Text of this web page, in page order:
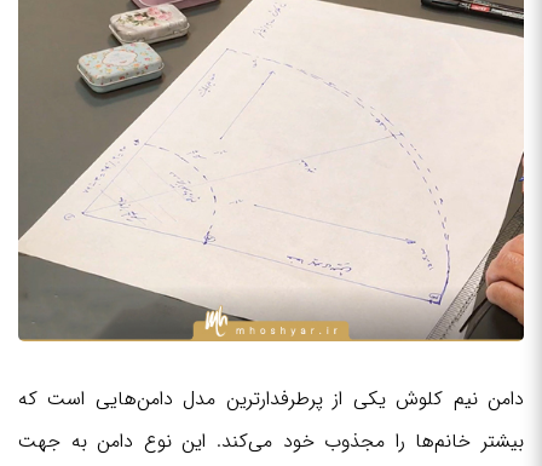
دامن نیم کلوش یکی از پرطرفدارترین مدل دامن‌هایی است که
بیشتر خانم‌ها را مجذوب خود می‌کند. این نوع دامن به جهت